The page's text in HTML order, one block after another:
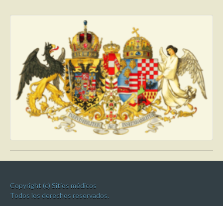
Copyright (c) Sitios médicos
Todos los derechos reservados.